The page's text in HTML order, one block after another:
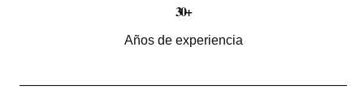
30+
Años de experiencia